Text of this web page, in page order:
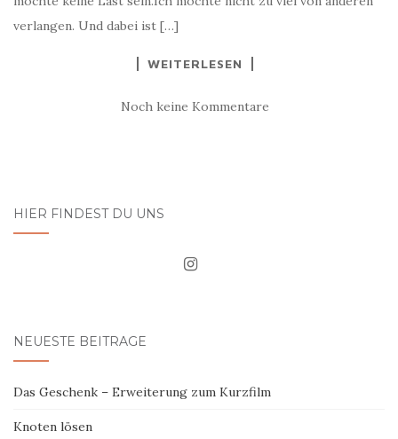
verlangen. Und dabei ist […]
WEITERLESEN
Noch keine Kommentare
HIER FINDEST DU UNS
NEUESTE BEITRÄGE
Das Geschenk – Erweiterung zum Kurzfilm
Knoten lösen